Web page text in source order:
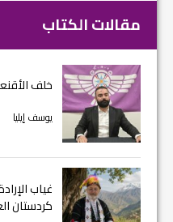
مقالات الكتاب
خلف
يوسف إيليا
غياب
كردستان